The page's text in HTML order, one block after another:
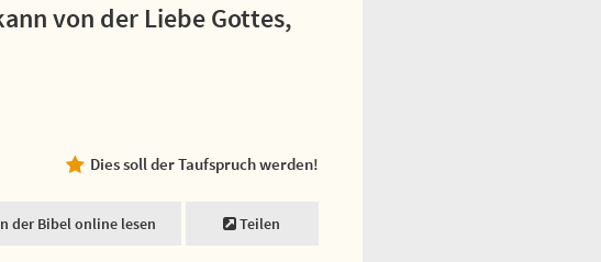
von der Liebe Gottes,
Dies soll der Taufspruch werden!
der Bibel online lesen Teilen